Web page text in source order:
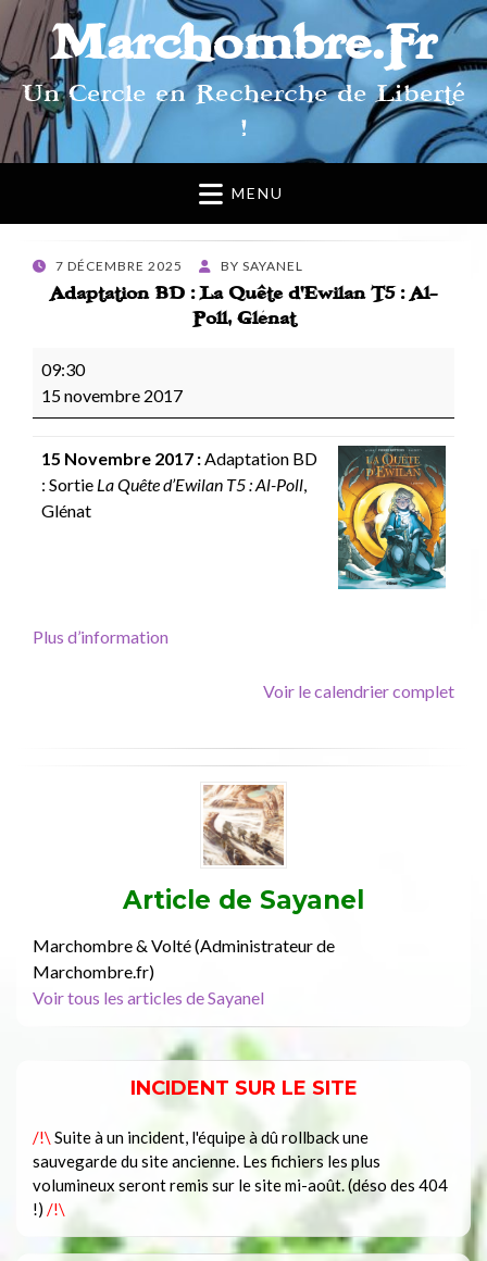
Marchombre.Fr
Un Cercle en Recherche de Liberté
!
MENU
POSTED
7 DÉCEMBRE 2025 BY SAYANEL
Adaptation BD : La Quête d’Ewilan T5 : Al-
Poll, Glénat
Adaptation
BD
Quête
d’Ewilan
T5
09:30
15 novembre 2017
15 Novembre 2017 :Adaptation BD
: Sortie La Quête d’Ewilan T5 : Al-Poll,
Glénat
Plus d’information
Voir le calendrier complet
Article de Sayanel
Marchombre & Volté (Administrateur de
Marchombre.fr)
Voir tous les articles de Sayanel
INCIDENT SUR LE SITE
/!\ Suite à un incident, l'équipe à dû rollback une
sauvegarde du site ancienne. Les fichiers les plus
volumineux seront remis sur le site mi-août. (déso des 404
!) /!\